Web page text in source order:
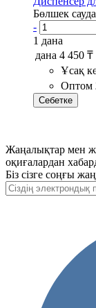
Бөлшек
-
1 дана
дана 4 450 ₸
Ұсақ
Оптом
Себетке
Жаңалықтар мен
оқиғалардан
Біз сізге соңғы